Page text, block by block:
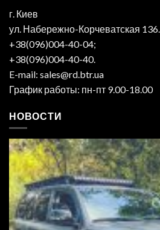
г. Киев
ул. Набережно-Корчеватская 136.
+38(096)004-40-04;
+38(096)004-40-40.
E-mail: sales@rd.btr.ua
График работы: пн-пт 9.00-18.00
НОВОСТИ